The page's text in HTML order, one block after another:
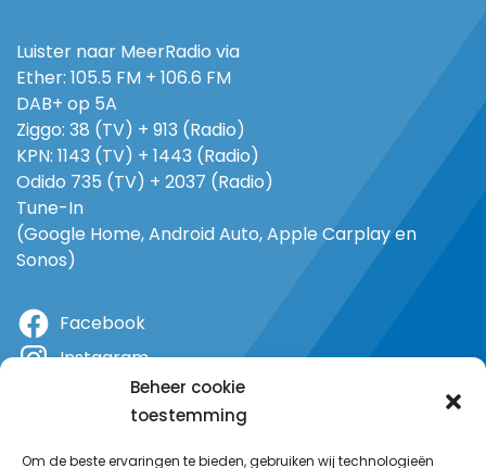
Beheer cookie
toestemming
Om de beste ervaringen te bieden, gebruiken wij technologieën
Luister naar MeerRadio via
Ether: 105.5 FM + 106.6 FM
DAB+ op 5A
Ziggo: 38 (TV) + 913 (Radio)
KPN: 1143 (TV) + 1443 (Radio)
Odido 735 (TV) + 2037 (Radio)
Tune-In
(Google Home, Android Auto, Apple Carplay en
Sonos)
Facebook
Instagram
YouTube